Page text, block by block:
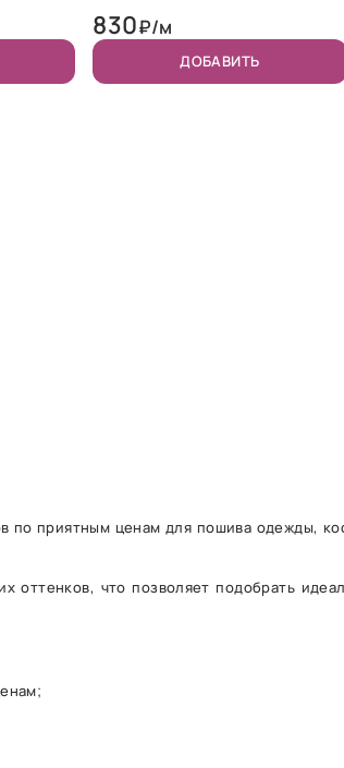
830₽/м
ДОБАВИТЬ
по приятным ценам для пошива одежды,
оттенков, что позволяет подобрать